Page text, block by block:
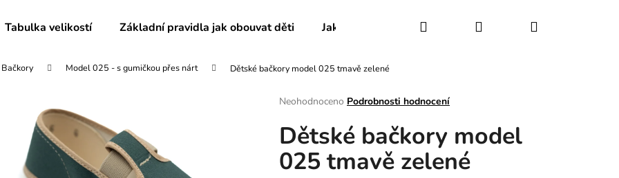
Tabulka velikostí Základní pravidla jak obouvat děti Jak udržovat obuv Certifikáty Kontakty
Hledat PřihlášeníNákupní
Bačkory Model 025 - s gumičkou přes nárt Dětské bačkory model 025 tmavě zelené
Průměrné
produktu
je
0,0
z
Neohodnoceno Podrobnosti hodnocení
Dětské bačkory model
025 tmavě zelené
Co potřebujete najít?